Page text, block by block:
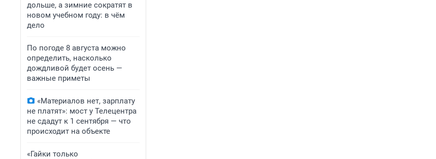
дольше, а зимние сократят в
новом учебном году: в чём
дело
По погоде 8 августа можно
определить, насколько
дождливой будет осень —
важные приметы
«Материалов нет, зарплату
не платят»: мост у Телецентра
не сдадут к 1 сентября — что
происходит на объекте
«Гайки только